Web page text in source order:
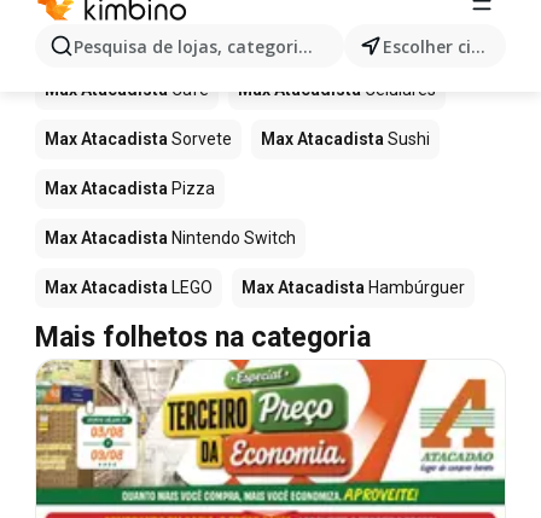
Pesquisa de lojas, categorias,produtos... Escolher cidade
para este termo.
Mais produtos em Max Atacadista
Max Atacadista Café Max Atacadista Celulares
Max Atacadista Sorvete Max Atacadista Sushi
Max Atacadista Pizza
Max Atacadista Nintendo Switch
Max Atacadista LEGO Max Atacadista Hambúrguer
Mais folhetos na categoria